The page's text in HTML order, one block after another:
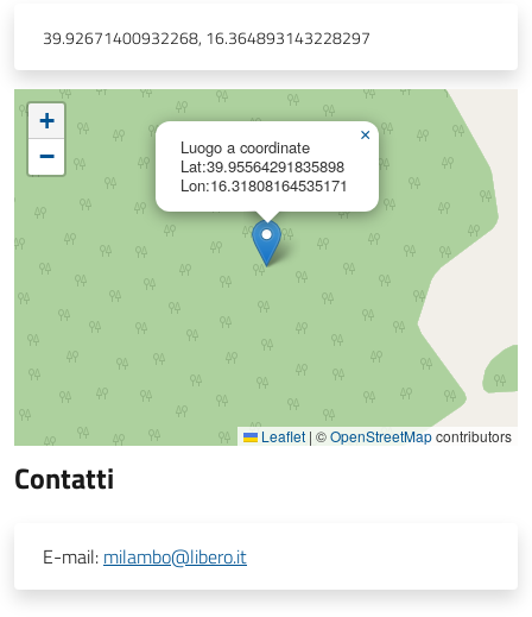
39.92671400932268, 16.364893143228297
Luogo a coordinate
Lat:39.95564291835898
Lon:16.31808164535171
×
+
−
Leaflet | ©OpenStreetMapcontributors
Contatti
E-mail: milambo@libero.it